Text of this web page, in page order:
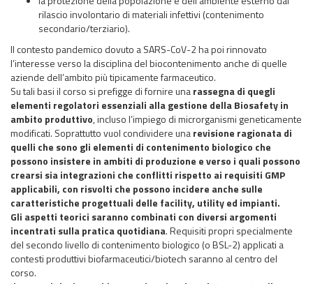
rilascio involontario di materiali infettivi (contenimento
secondario/terziario).
Il contesto pandemico dovuto a SARS-CoV-2 ha poi rinnovato
l’interesse verso la disciplina del biocontenimento anche di quelle
aziende dell’ambito più tipicamente farmaceutico.
Su tali basi il corso si prefigge di fornire unarassegna di quegli
elementi regolatori essenziali alla gestione dellaBiosafetyin
ambito produttivo, incluso l’impiego di microrganismi geneticamente
modificati. Soprattutto vuol condividere unarevisione ragionata di
quelli che sono gli elementi di contenimento biologico che
possono insistere in ambiti di produzione e verso i quali possono
crearsi sia integrazioni che conflitti rispetto ai requisiti GMP
applicabili, con risvolti che possono incidere anche sulle
caratteristiche progettuali delle facility, utility ed impianti.
Gli aspetti teorici saranno combinati con diversi argomenti
incentrati sulla pratica quotidiana. Requisiti propri specialmente
del secondo livello di contenimento biologico (o BSL-2) applicati a
contesti produttivi biofarmaceutici/biotech saranno al centro del
corso.